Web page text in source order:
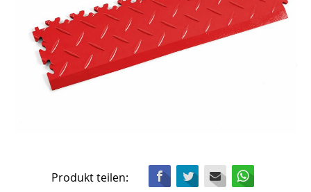
Produkt teilen: Facebook
Twitter Mail